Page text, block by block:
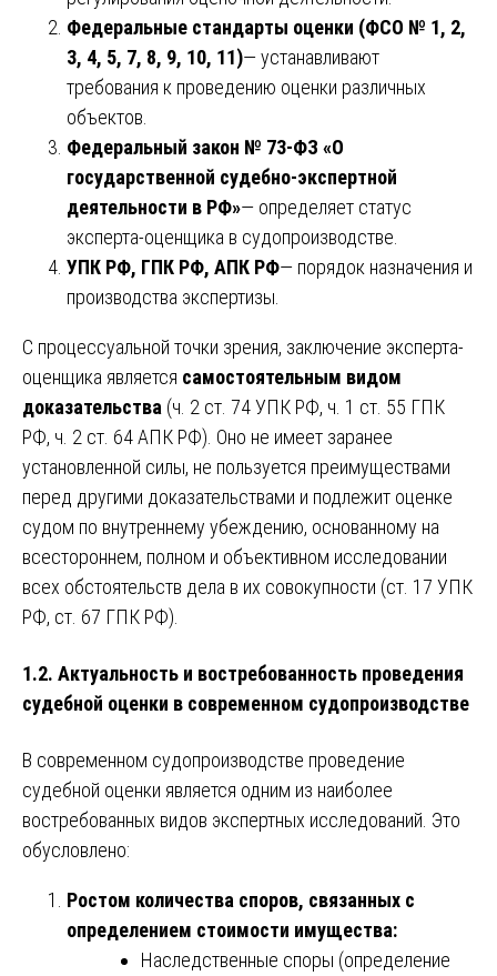
Федеральные стандарты оценки (ФСО № 1, 2,
3, 4, 5, 7, 8, 9, 10, 11)— устанавливают
требования к проведению оценки различных
объектов.
Федеральный закон № 73-ФЗ «О
государственной судебно-экспертной
деятельности в РФ»— определяет статус
эксперта-оценщика в судопроизводстве.
УПК РФ, ГПК РФ, АПК РФ— порядок назначения и
производства экспертизы.
С процессуальной точки зрения, заключение эксперта-
оценщика является самостоятельным видом
доказательства (ч. 2 ст. 74 УПК РФ, ч. 1 ст. 55 ГПК
РФ, ч. 2 ст. 64 АПК РФ). Оно не имеет заранее
установленной силы, не пользуется преимуществами
перед другими доказательствами и подлежит оценке
судом по внутреннему убеждению, основанному на
всестороннем, полном и объективном исследовании
всех обстоятельств дела в их совокупности (ст. 17 УПК
РФ, ст. 67 ГПК РФ).
1.2. Актуальность и востребованность проведения
судебной оценки в современном судопроизводстве
В современном судопроизводстве проведение
судебной оценки является одним из наиболее
востребованных видов экспертных исследований. Это
обусловлено:
Ростом количества споров, связанных с
определением стоимости имущества:
Наследственные споры (определение